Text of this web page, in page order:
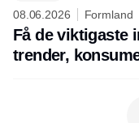
08.06.2026 Formland
Få de viktigaste
trender,